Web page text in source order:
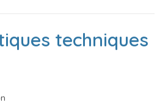
techniques